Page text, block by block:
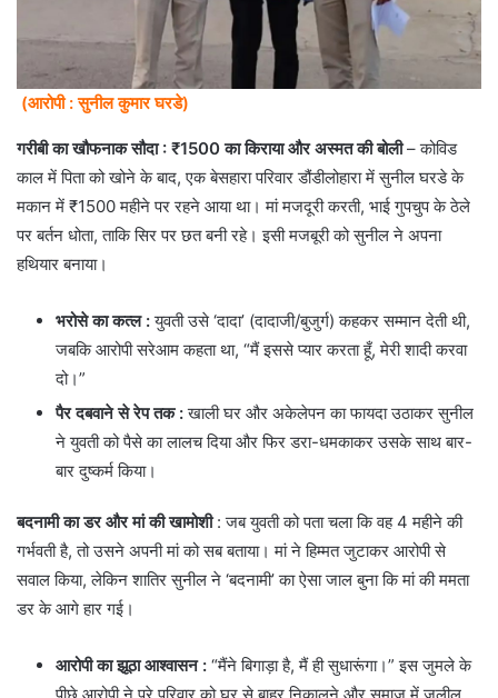
(आरोपी : सुनील कुमार घरडे)
गरीबी का खौफनाक सौदा : ₹1500 का किराया और अस्मत की बोली– कोविड
काल में पिता को खोने के बाद, एक बेसहारा परिवार डौंडीलोहारा में सुनील घरडे के
मकान में ₹1500 महीने पर रहने आया था। मां मजदूरी करती, भाई गुपचुप के ठेले
पर बर्तन धोता, ताकि सिर पर छत बनी रहे। इसी मजबूरी को सुनील ने अपना
हथियार बनाया।
भरोसे का कत्ल :युवती उसे ‘दादा’ (दादाजी/बुजुर्ग) कहकर सम्मान देती थी,
जबकि आरोपी सरेआम कहता था, “मैं इससे प्यार करता हूँ, मेरी शादी करवा
दो।”
पैर दबवाने से रेप तक :खाली घर और अकेलेपन का फायदा उठाकर सुनील
ने युवती को पैसे का लालच दिया और फिर डरा-धमकाकर उसके साथ बार-
बार दुष्कर्म किया।
बदनामी का डर और मां की खामोशी: जब युवती को पता चला कि वह 4 महीने की
गर्भवती है, तो उसने अपनी मां को सब बताया। मां ने हिम्मत जुटाकर आरोपी से
सवाल किया, लेकिन शातिर सुनील ने ‘बदनामी’ का ऐसा जाल बुना कि मां की ममता
डर के आगे हार गई।
आरोपी का झूठा आश्वासन : “मैंने बिगाड़ा है, मैं ही सुधारूंगा।” इस जुमले के